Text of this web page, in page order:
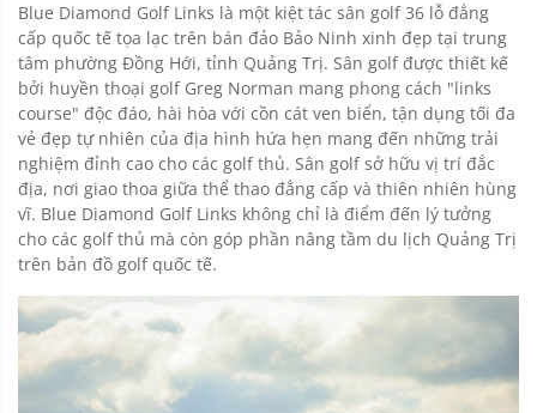
Blue Diamond Golf Links là một kiệt tác sân golf 36 lỗ đẳng
cấp quốc tế tọa lạc trên bán đảo Bảo Ninh xinh đẹp tại trung
tâm phường Đồng Hới, tỉnh Quảng Trị. Sân golf được thiết kế
bởi huyền thoại golf Greg Norman mang phong cách "links
course" độc đáo, hài hòa với cồn cát ven biển, tận dụng tối đa
vẻ đẹp tự nhiên của địa hình hứa hẹn mang đến những trải
nghiệm đỉnh cao cho các golf thủ. Sân golf sở hữu vị trí đắc
địa, nơi giao thoa giữa thể thao đẳng cấp và thiên nhiên hùng
vĩ. Blue Diamond Golf Links không chỉ là điểm đến lý tưởng
cho các golf thủ mà còn góp phần nâng tầm du lịch Quảng Trị
trên bản đồ golf quốc tế.